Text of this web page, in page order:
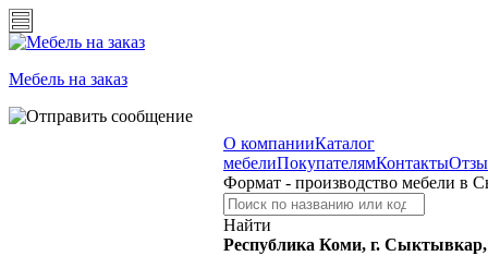
Мебель на заказ
О компанииКаталог
мебелиПокупателямКонтакты
Формат - производство мебели в
Найти
Республика Коми, г.